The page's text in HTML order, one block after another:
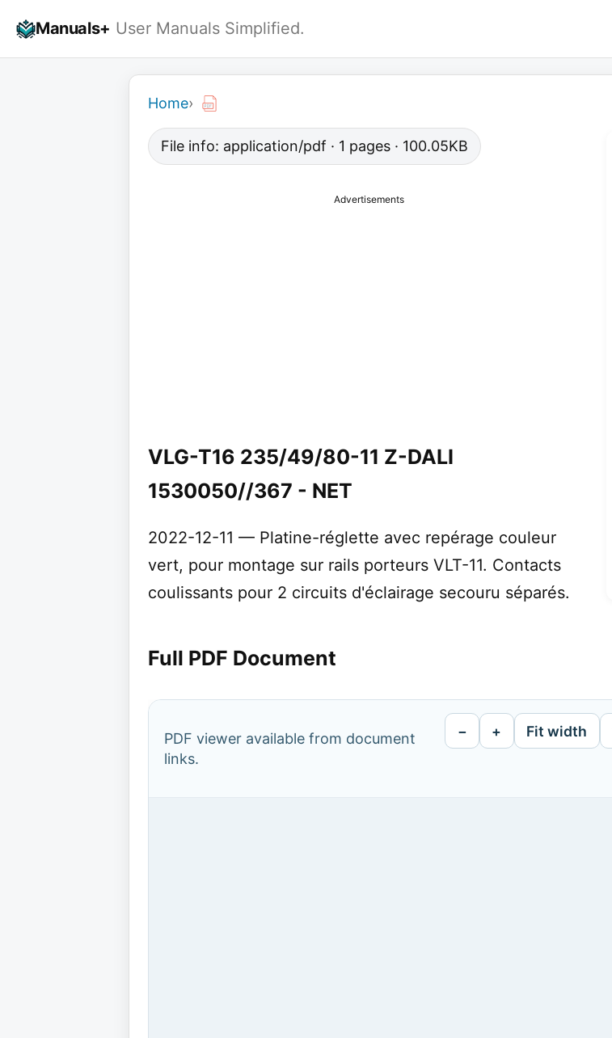
Manuals+ User Manuals Simplified.
Home›
File info: application/pdf · 1 pages · 100.05KB
Advertisements
VLG-T16 235/49/80-11 Z-DALI
1530050//367 - NET
2022-12-11 — Platine-réglette avec repérage couleur
vert, pour montage sur rails porteurs VLT-11. Contacts
coulissants pour 2 circuits d'éclairage secouru séparés.
Full PDF Document
PDF viewer available from document
links.
− + Fit width